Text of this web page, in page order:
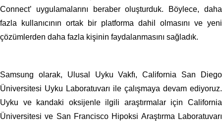
Connect’ uygulamalarını beraber oluşturduk. Böylece, daha
fazla kullanıcının ortak bir platforma dahil olmasını ve yeni
çözümlerden daha fazla kişinin faydalanmasını sağladık.
Samsung olarak, Ulusal Uyku Vakfı, California San Diego
Üniversitesi Uyku Laboratuvarı ile çalışmaya devam ediyoruz.
Uyku ve kandaki oksijenle ilgili araştırmalar için California
Üniversitesi ve San Francisco Hipoksi Araştırma Laboratuvarı